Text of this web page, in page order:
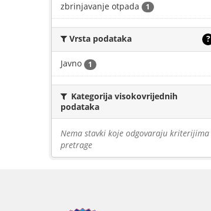
zbrinjavanje otpada 1
Vrsta podataka ?
Javno 1
Kategorija visokovrijednih
podataka
Nema stavki koje odgovaraju kriterijima
pretrage